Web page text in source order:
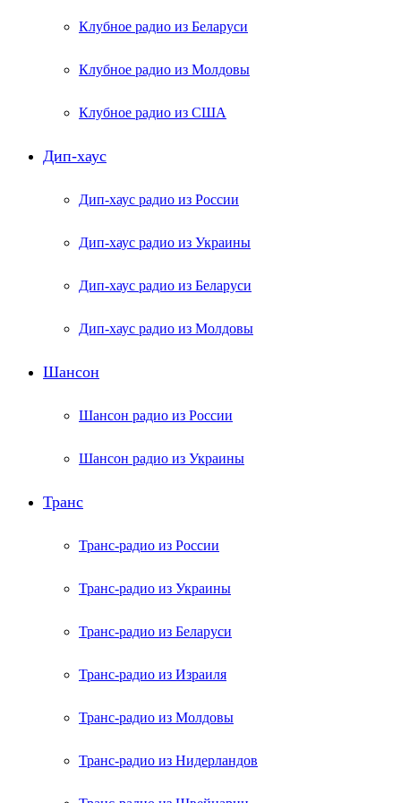
Клубное радио из Беларуси
Клубное радио из Молдовы
Клубное радио из США
Дип-хаус
Дип-хаус радио из России
Дип-хаус радио из Украины
Дип-хаус радио из Беларуси
Дип-хаус радио из Молдовы
Шансон
Шансон радио из России
Шансон радио из Украины
Транс
Транс-радио из России
Транс-радио из Украины
Транс-радио из Беларуси
Транс-радио из Израиля
Транс-радио из Молдовы
Транс-радио из Нидерландов